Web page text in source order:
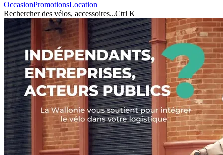
OccasionPromotionsLocation
Rechercher des vélos, accessoires...Ctrl K